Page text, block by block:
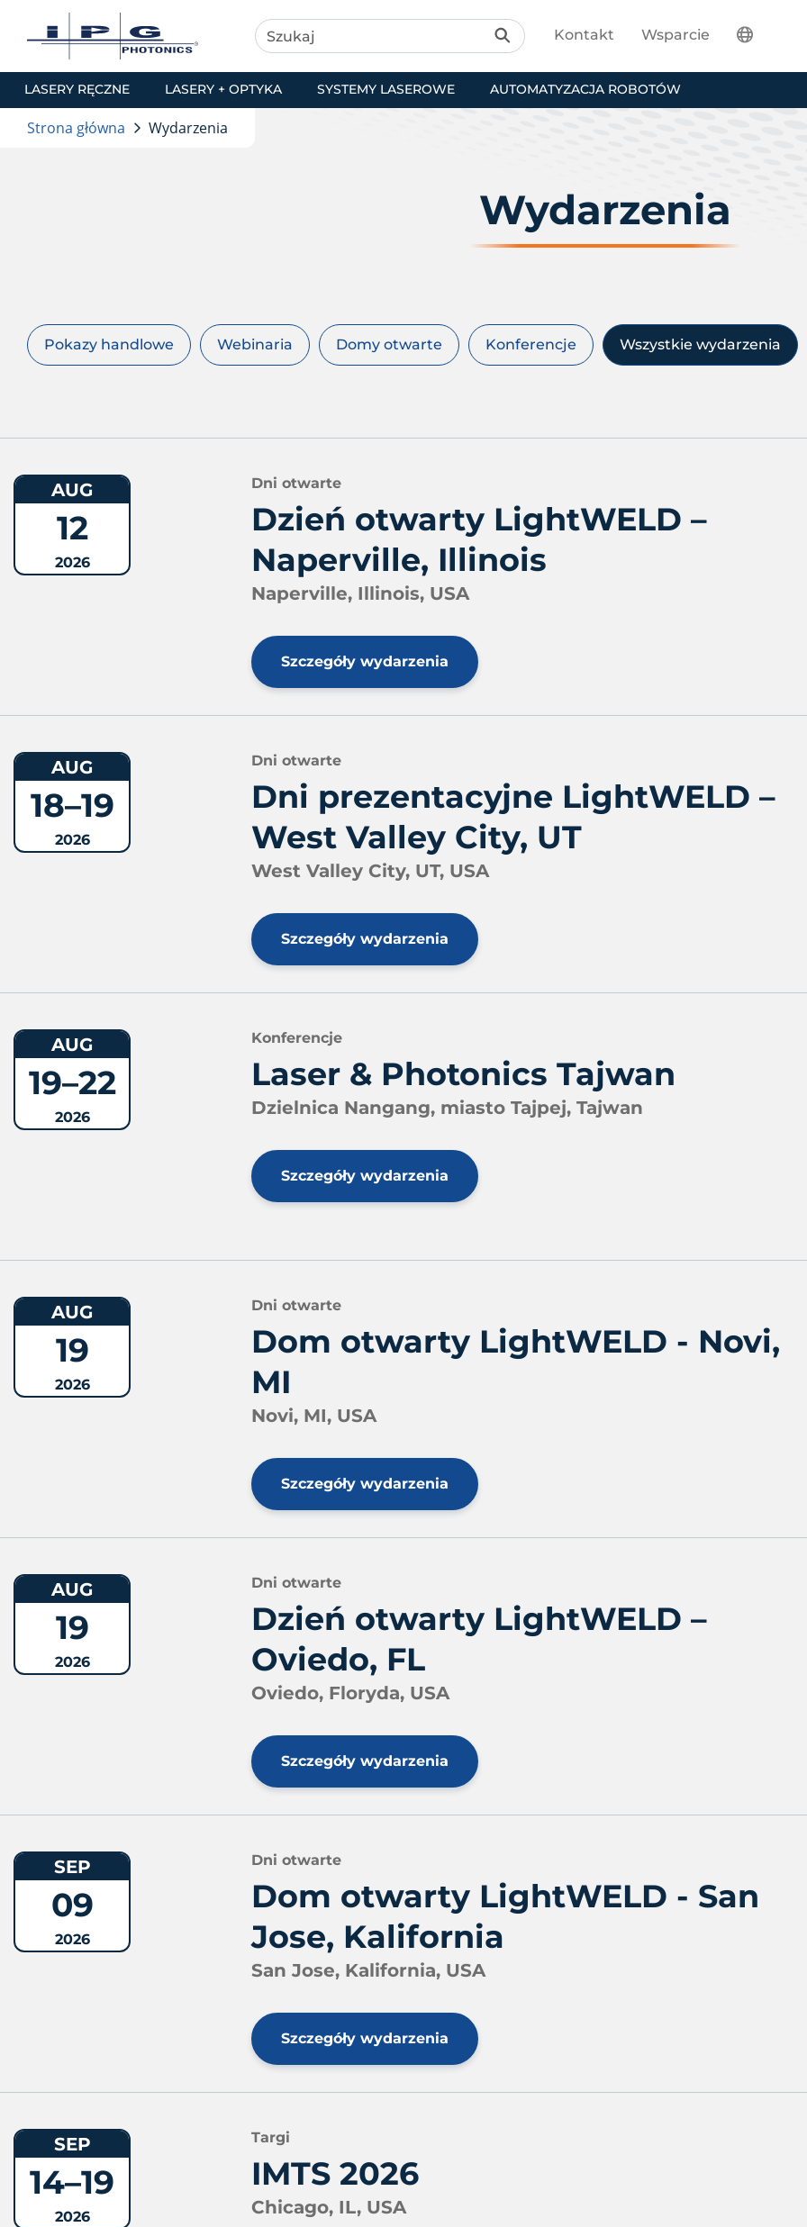
LASERY RĘCZNE LASERY + OPTYKA SYSTEMY LASEROWE AUTOMATYZACJA ROBOTÓW
Kontakt Wsparcie
Strona główna Wydarzenia
Wydarzenia
Pokazy handlowe Webinaria Domy otwarte Konferencje Wszystkie wydarzenia
AUG
12
2026
Dni otwarte
Dzień otwarty LightWELD –
Naperville, Illinois
Naperville, Illinois, USA
Szczegóły wydarzenia
AUG
18–19
2026
Dni otwarte
Dni prezentacyjne LightWELD –
West Valley City, UT
West Valley City, UT, USA
Szczegóły wydarzenia
AUG
19–22
2026
Konferencje
Laser & Photonics Tajwan
Dzielnica Nangang, miasto Tajpej, Tajwan
Szczegóły wydarzenia
AUG
19
2026
Dni otwarte
Dom otwarty LightWELD - Novi,
MI
Novi, MI, USA
Szczegóły wydarzenia
AUG
19
2026
Dni otwarte
Dzień otwarty LightWELD –
Oviedo, FL
Oviedo, Floryda, USA
Szczegóły wydarzenia
SEP
09
2026
Dni otwarte
Dom otwarty LightWELD - San
Jose, Kalifornia
San Jose, Kalifornia, USA
Szczegóły wydarzenia
SEP
14–19
2026
Targi
IMTS 2026
Chicago, IL, USA